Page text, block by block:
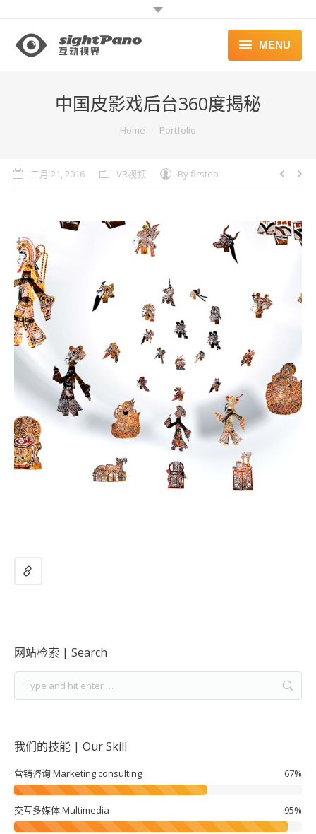
MENU
案例 | WORKS
中国皮影戏后台360度揭秘
Home Portfolio
二月 21, 2016 VR视频 By firstep
网站检索 | Search
我们的技能 | Our Skill
营销咨询 Marketing consulting 67%
交互多媒体 Multimedia 95%